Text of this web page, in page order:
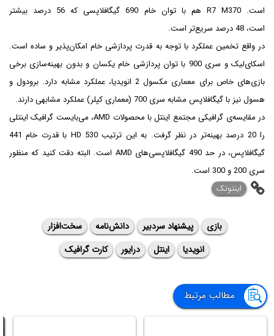
است. R7 M370 هم با توان خام 690 گیگافلاپسی که 56 درصد بیشتر
است، 48 درصد سریع‌تر است.
در واقع تخمین عملکرد با توجه به قدرت پردازشی خام امکان‌پذیر و ساده است.
اسکای‌لیک و سری 900 با توان پردازشی خام یکسان و بدون بهینه‌سازی برخی
بازی‌های خاص برای معماری مکسول 2 انویدیا، عملکرد مشابه دارد. برودول و
هسول نیز با گیگافلاپس مشابه سری 700 (معماری کپلر) عملکرد مشابهی دارند.
در مقایسه‌ی گرافیکی مجتمع اینتل با محصولات AMD، می‌بایست گرافیک اینتلی
را 20 درصد بهینه‌تر در نظر گرفت. به این ترتیب HD 530 با قدرت خام 441
گیگافلاپس، در حد 490 گیگافلاپسی‌های AMD است. البته دقت کنید که منظور
سری 200 و 300 است.
اینتوتک
بازی پیشنهاد سردبیر دانش‌نامه
سخت‌افزار
انویدیا
اینتل درایور کارت گرافیک
مطالب مرتبط